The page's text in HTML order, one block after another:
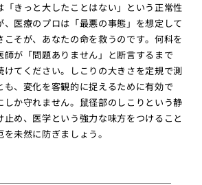
「きっと大したことはない」という正常性
、医療のプロは「最悪の事態」を想定して
そが、あなたの命を救うのです。何科を
師が「問題ありません」と断言するまで
けてください。しこりの大きさを定規で測
も、変化を客観的に捉えるために有効で
しか守れません。鼠径部のしこりという静
め、医学という強力な味方をつけること
未然に防ぎましょう。